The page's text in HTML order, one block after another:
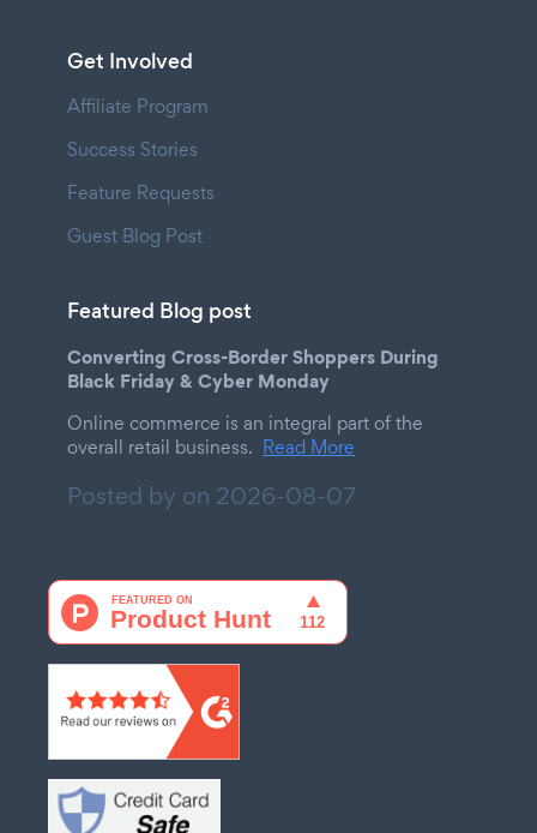
Get Involved
Affiliate Program
Success Stories
Feature Requests
Guest Blog Post
Featured Blog post
Converting Cross-Border Shoppers During
Black Friday & Cyber Monday
Online commerce is an integral part of the
overall retail business. Read More
Posted by on 2026-08-07